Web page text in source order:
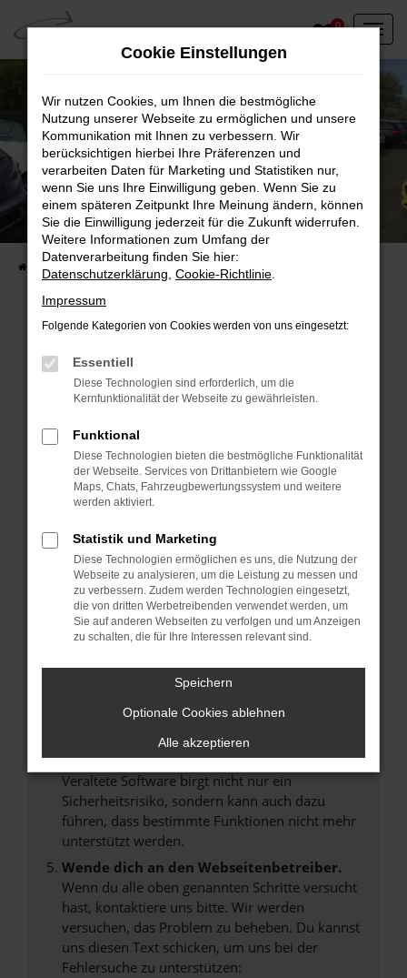
Zum
Hauptinhalt
springen
0
Unser Fahrzeugbestand vor Ort
Entdecken Sie unsere sofort verfügbaren
Fahrzeugangebote
Fehler: Network Error
Beim Laden ist ein Fehler aufgetreten.
Hier sind ein paar Tipps, die dir helfen können:
Überprüfe deine Firewall und deine
Internetverbindung.
Laden andere Webseiten, zum Beispiel deine
Suchmaschine?
Manche Erweiterungen, wie Werbeblocker,
können das Laden bestimmter Seiten
verhindern. Funktioniert die Seite in einem
anderen Browser oder in einem privaten
Fenster?
Das kann manchmal helfen, vorübergehende
Probleme zu beheben.
Stelle sicher, dass dein Browser und dein
Betriebssystem auf dem neuesten Stand
sind.
Veraltete Software birgt nicht nur ein
Sicherheitsrisiko, sondern kann auch dazu
führen, dass bestimmte Funktionen nicht mehr
unterstützt werden.
Wende dich an den Webseitenbetreiber.
Wenn du alle oben genannten Schritte versucht
hast, kontaktiere uns bitte. Wir werden
versuchen, das Problem zu beheben. Du kannst
uns diesen Text schicken, um uns bei der
Fehlersuche zu unterstützen:
Cookie Einstellungen
Wir nutzen Cookies, um Ihnen die bestmögliche
Nutzung unserer Webseite zu ermöglichen und unsere
Kommunikation mit Ihnen zu verbessern. Wir
berücksichtigen hierbei Ihre Präferenzen und
verarbeiten Daten für Marketing und Statistiken nur,
wenn Sie uns Ihre Einwilligung geben. Wenn Sie zu
einem späteren Zeitpunkt Ihre Meinung ändern, können
Sie die Einwilligung jederzeit für die Zukunft widerrufen.
Weitere Informationen zum Umfang der
Datenverarbeitung finden Sie hier:
Datenschutzerklärung Cookie-Richtlinie
Impressum
Folgende Kategorien von Cookies werden von uns eingesetzt:
Essentiell
Diese Technologien sind erforderlich, um die
Kernfunktionalität der Webseite zu gewährleisten.
Funktional
Diese Technologien bieten die bestmögliche Funktionalität
der Webseite. Services von Drittanbietern wie Google
Maps, Chats, Fahrzeugbewertungssystem und weitere
werden aktiviert.
Statistik und Marketing
Diese Technologien ermöglichen es uns, die Nutzung der
Webseite zu analysieren, um die Leistung zu messen und
zu verbessern. Zudem werden Technologien eingesetzt,
die von dritten Werbetreibenden verwendet werden, um
Sie auf anderen Webseiten zu verfolgen und um Anzeigen
zu schalten, die für Ihre Interessen relevant sind.
Speichern
Optionale Cookies ablehnen
Alle akzeptieren